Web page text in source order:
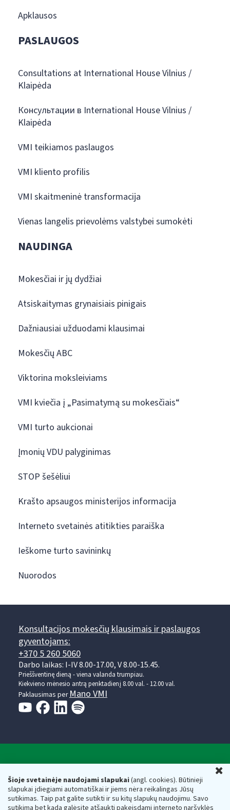
Šioje svetainėje naudojami slapukai(angl. cookies). Būtinieji
slapukai įdiegiami automatiškai ir jiems nėra reikalingas Jūsų
sutikimas. Taip pat galite sutikti ir su kitų slapukų naudojimu. Savo
sutikimą bet kada galėsite atšaukti pakeisdami interneto naršyklės
Apklausos
PASLAUGOS
Consultations at International House Vilnius /
Klaipėda
Консультации в International House Vilnius /
Klaipėda
VMI teikiamos paslaugos
VMI kliento profilis
VMI skaitmeninė transformacija
Vienas langelis prievolėms valstybei sumokėti
NAUDINGA
Mokesčiai ir jų dydžiai
Atsiskaitymas grynaisiais pinigais
Dažniausiai užduodami klausimai
Mokesčių ABC
Viktorina moksleiviams
VMI kviečia į „Pasimatymą su mokesčiais“
VMI turto aukcionai
Įmonių VDU palyginimas
STOP šešėliui
Krašto apsaugos ministerijos informacija
Interneto svetainės atitikties paraiška
Ieškome turto savininkų
Nuorodos
Konsultacijos mokesčių klausimais ir paslaugos
gyventojams:
+370 5 260 5060
Darbo laikas: I-IV 8.00-17.00, V 8.00-15.45.
Prieššventinę dieną - viena valanda trumpiau.
Kiekvieno mėnesio antrą penktadienį 8.00 val. - 12.00 val.
Paklausimas perMano VMI
Valstybinė mokesčių inspekcija prie Lietuvos
Respublikos finansų ministerijos
Biudžetinė įstaiga. Juridinio asmens kodas — 188659752,
adresas: Vasario 16-osios g. 14, 01107 Vilnius, Lietuva, el.paštas: